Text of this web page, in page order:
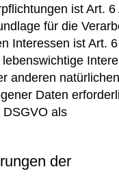
ist Art. 6
für die
Interessen ist Art.
anderen
Daten
DSGVO als
der